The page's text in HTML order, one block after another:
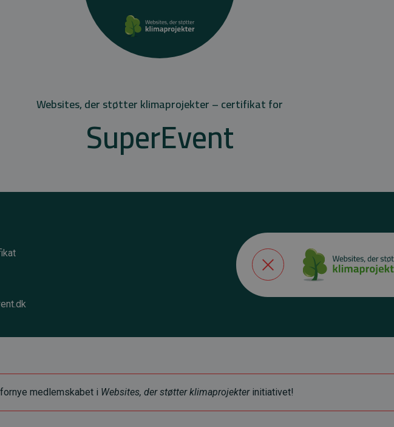
Websites, der støtter klimaprojekter – certifikat for
SuperEvent
medlemskabet i Websites, der støtter klimaprojekterinitiativet!